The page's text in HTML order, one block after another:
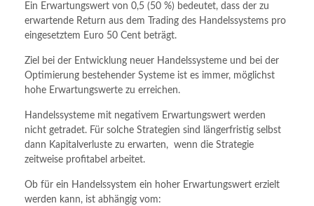
Ein Erwartungswert von 0,5 (50 %) bedeutet, dass der zu
erwartende Return aus dem Trading des Handelssystems pro
eingesetztem Euro 50 Cent beträgt.
Ziel bei der Entwicklung neuer Handelssysteme und bei der
Optimierung bestehender Systeme ist es immer, möglichst
hohe Erwartungswerte zu erreichen.
Handelssysteme mit negativem Erwartungswert werden
nicht getradet. Für solche Strategien sind längerfristig selbst
dann Kapitalverluste zu erwarten, wenn die Strategie
zeitweise profitabel arbeitet.
Ob für ein Handelssystem ein hoher Erwartungswert erzielt
werden kann, ist abhängig vom: